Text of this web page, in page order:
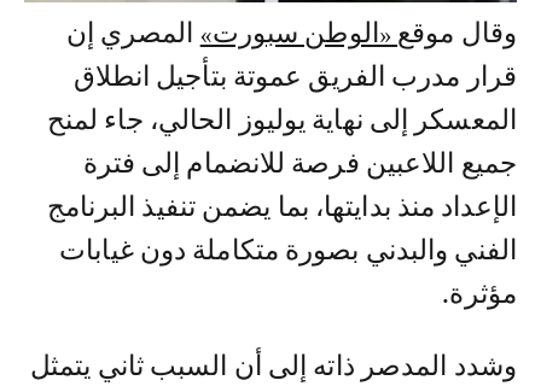
وقال موقع «الوطن سبورت» المصري إن
قرار مدرب الفريق عموتة بتأجيل انطلاق
المعسكر إلى نهاية يوليوز الحالي، جاء لمنح
جميع اللاعبين فرصة للانضمام إلى فترة
الإعداد منذ بدايتها، بما يضمن تنفيذ البرنامج
الفني والبدني بصورة متكاملة دون غيابات
مؤثرة.
وشدد المدصر ذاته إلى أن السبب ثاني يتمثل